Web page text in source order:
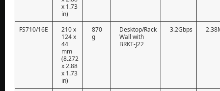
x 1.73
in)
FS710/16E
210 x
124 x
44
mm
(8.272
x 2.88
x 1.73
in)
870
g
Desktop/Rack
Wall with
BRKT-J22
3.2Gbps